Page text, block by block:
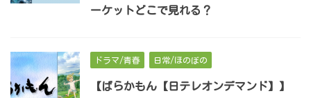
ーケットどこで見れる？
ドラマ/青春 日常/ほのぼの
【ばらかもん【日テレオンデマンド】】